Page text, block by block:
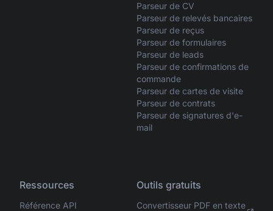
Parseur de CV
Parseur de relevés bancaires
Parseur de reçus
Parseur de formulaires
Parseur de leads
Parseur de confirmations de
commande
Parseur de cartes de visite
Parseur de contrats
Parseur de signatures d'e-
mail
Ressources
Référence API
Outils gratuits
Convertisseur PDF en texte